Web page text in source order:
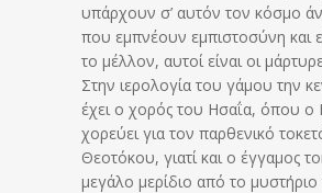
υπάρχουν σ’ αυτόν τον κόσμο
που εμπνέουν εμπιστοσύνη και
το μέλλον, αυτοί είναι οι
Στην ιερολογία του γάμου την
έχει ο χορός του Ησαΐα, όπου ο
χορεύει για τον παρθενικό
Θεοτόκου, γιατί και ο έγγαμος
μεγάλο μερίδιο από το μυστήριο